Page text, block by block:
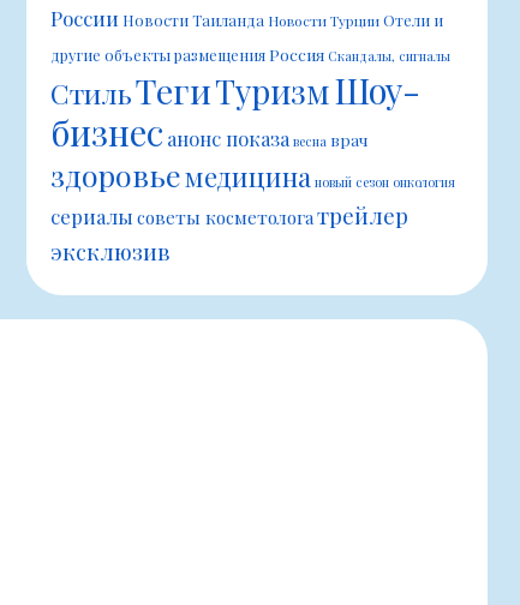
России Новости Таиланда Новости ТурцииОтели и
другие объекты размещенияРоссия Скандалы, сигналы
СтильТегиТуризмШоу-
бизнес анонс показа весна врач
здоровьемедицина новый сезон онкология
сериалы советы косметологатрейлер
эксклюзив